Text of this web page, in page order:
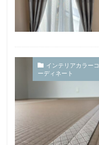
インテリアカラーコ
ーディネート